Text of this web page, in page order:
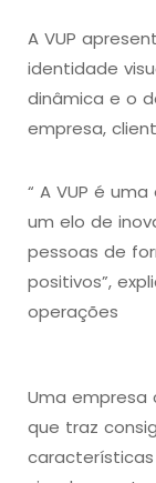
A VUP
identidade
dinâmica e o
empresa,
“ A VUP é
um elo de
pessoas de
positivos”,
operações
Uma empresa
que traz
características